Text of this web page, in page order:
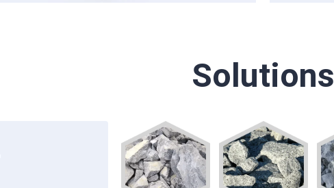
Solutions